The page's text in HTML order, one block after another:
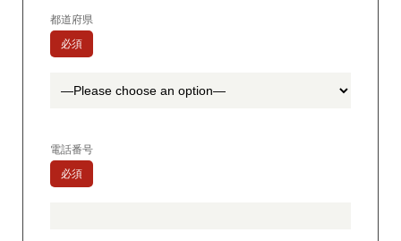
都道府県
必須
電話番号
必須